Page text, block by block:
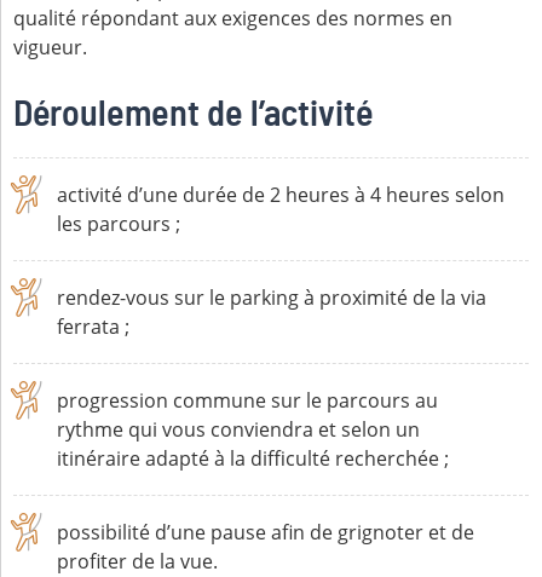
qualité répondant aux exigences des normes en
vigueur.
Déroulement de l’activité
activité d’une durée de 2 heures à 4 heures selon
les parcours ;
rendez-vous sur le parking à proximité de la via
ferrata ;
progression commune sur le parcours au
rythme qui vous conviendra et selon un
itinéraire adapté à la difficulté recherchée ;
possibilité d’une pause afin de grignoter et de
profiter de la vue.